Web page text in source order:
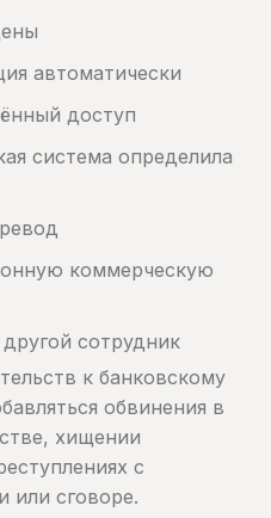
автоматически
доступ
система определила
коммерческую
сотрудник
к банковскому
обвинения в
хищении
с
или сговоре.